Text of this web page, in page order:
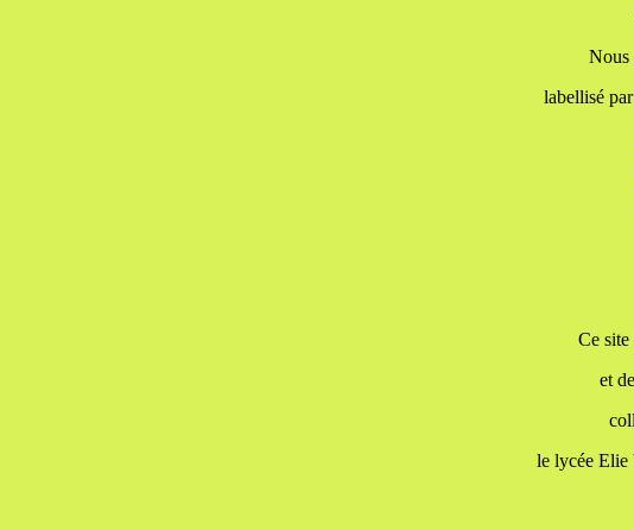
Nous
labellisé
Ce site
et
le lycée Elie